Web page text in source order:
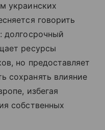
украинских
говорить
долгосрочный
ресурсы
но предоставляет
сохранять влияние
избегая
собственных